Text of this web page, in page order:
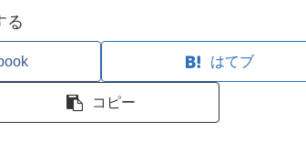
る
はてブ
コピー